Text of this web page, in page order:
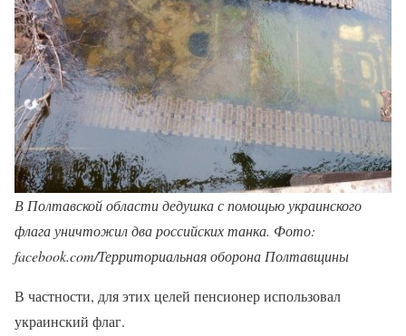
В Полтавской области дедушка с помощью украинского
флага уничтожил два российских танка. Фото:
facebook.com/Территориальная оборона Полтавщины
В частности, для этих целей пенсионер использовал
украинский флаг.